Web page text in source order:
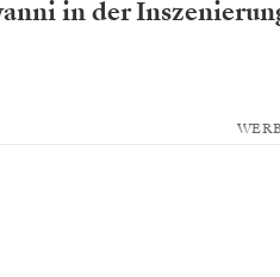
in der